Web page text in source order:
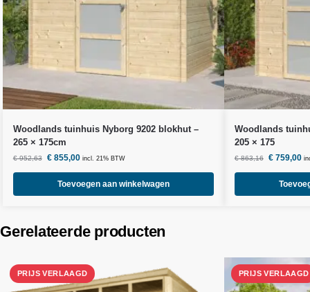
Woodlandstuinhuis Nyborg 9202 blokhut –
265 × 175cm
€952,63 €855,00 incl. 21% BTW
Toevoegen aan winkelwagen
Woodlands
205 × 175
€863,16 €759,00
Gerelateerde producten